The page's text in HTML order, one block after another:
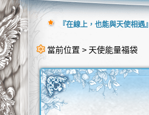
當前位置 > 天使能量福袋
『在線上，也能與天使相遇』